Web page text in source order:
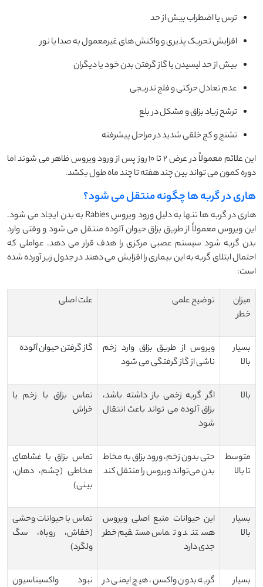
ترس یا اضطراب بیش از حد
افزایش تحریک پذیری و واکنش های غیرمعمول به صدا یا نور
بیش از حد لیسیدن یا گاز گرفتن بدن خود یا دیگران
عدم تعادل حرکتی و فلج تدریجی
ترشح زیاد بزاق و مشکل در بلع
تشنج و کج خلقی شدید در مراحل پیشرفته
این علائم معمولاً در عرض ۲ تا ۱۰ روز پس از ورود ویروس ظاهر می شوند اما
دوره کمون می تواند بین چند هفته تا چند ماه طول بکشد.
هاری در گربه ها چگونه منتقل می شود؟
هاری در گربه ها تنها به دلیل ورود ویروس Rabies به بدن ایجاد می شود.
این ویروس معمولاً از طریق بزاق حیوان آلوده منتقل می شود و وقتی وارد
بدن گربه شود سیستم عصبی مرکزی را هدف قرار می دهد. عواملی که
احتمال ابتلای گربه به این بیماری را افزایش می دهند در جدول زیر آورده شده
است:
میزان
خطر
توضیح علمی علت اصلی
بسیار
بالا
ویروس از طریق بزاق وارد زخم
ناشی از گاز گرفتگی می شود
گاز گرفتن حیوان آلوده
بالا
اگر گربه زخمی باز داشته باشد،
بزاق آلوده می تواند باعث انتقال
شود
تماس بزاق با زخم یا
خراش
متوسط
تا بالا
حتی بدون زخم، ورود بزاق به مخاط
بدن می‌تواند ویروس را منتقل کند
تماس بزاق با غشاهای
مخاطی (چشم، دهان،
بینی)
بسیار
بالا
این حیوانات منبع اصلی ویروس
هستند و تماس مستقیم خطر
جدی دارد
تماس با حیوانات وحشی
(خفاش، روباه، سگ
ولگرد)
بسیار گربه بدون واکسن، هیچ ایمنی در نبود واکسیناسیون